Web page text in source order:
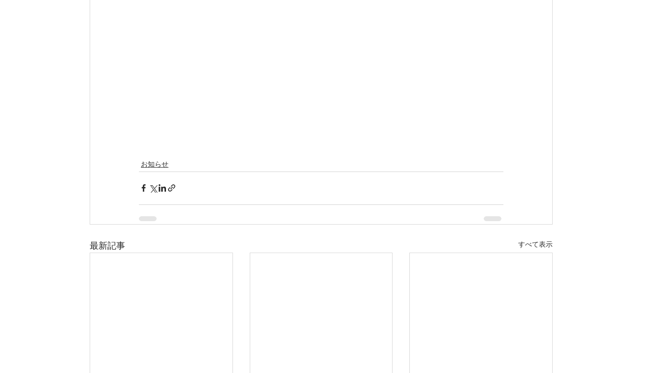
お知らせ
最新記事 すべて表示